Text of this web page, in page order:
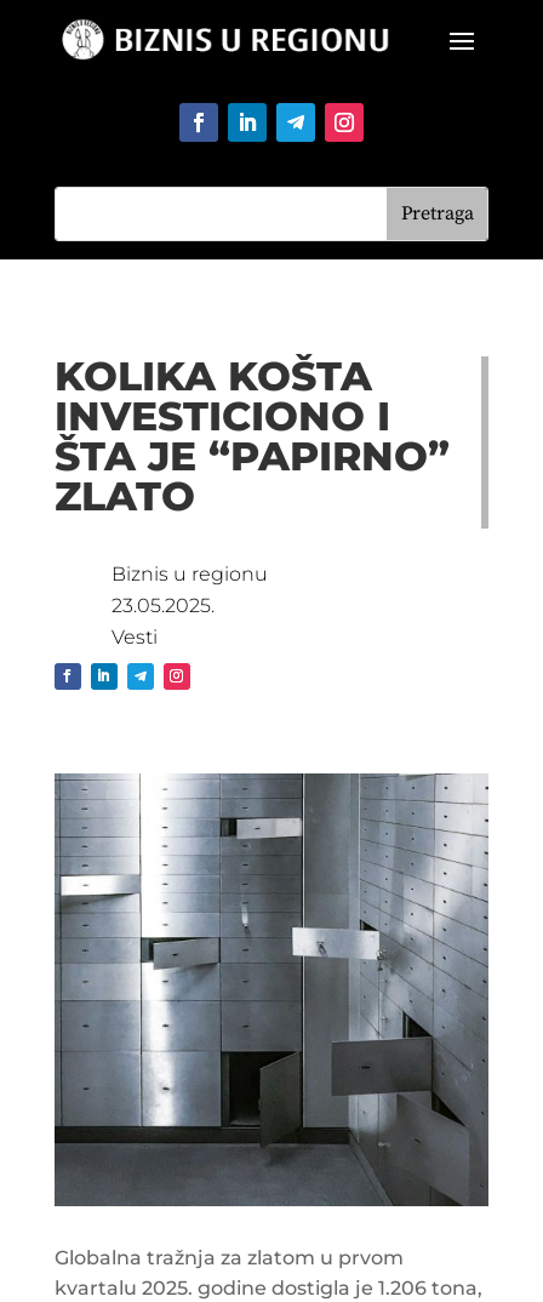
KOLIKA KOŠTA
INVESTICIONO I
ŠTA JE “PAPIRNO”
ZLATO
Biznis u regionu
23.05.2025.
Vesti
Globalna tražnja za zlatom u prvom
kvartalu 2025. godine dostigla je 1.206 tona,